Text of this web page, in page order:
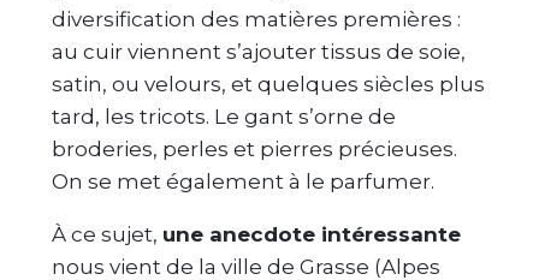
diversification des matières premières :
au cuir viennent s’ajouter tissus de soie,
satin, ou velours, et quelques siècles plus
tard, les tricots. Le gant s’orne de
broderies, perles et pierres précieuses.
On se met également à le parfumer.
À ce sujet, une anecdote intéressante
nous vient de la ville de Grasse (Alpes